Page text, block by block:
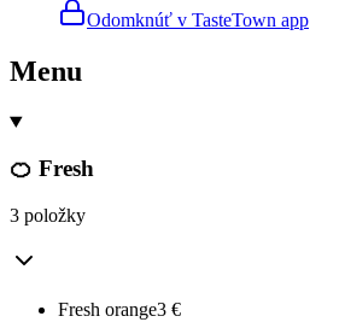
Odomknúť v TasteTown app
Menu
🍊 Fresh
3 položky
Fresh orange3 €